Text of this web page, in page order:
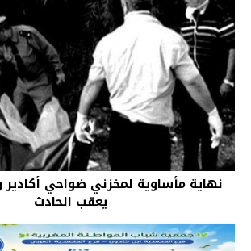
نهاية مأساوية لمخزني ضواحي أكادير
يعقب الحادث